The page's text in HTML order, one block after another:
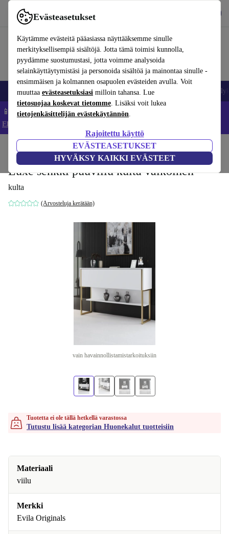
Evästeasetukset
Käytämme evästeitä pääasiassa näyttääksemme sinulle
merkityksellisempiä sisältöjä. Jotta tämä toimisi kunnolla,
pyydämme suostumustasi, jotta voimme analysoida
selainkäyttäytymistäsi ja personoida sisältöä ja mainontaa sinulle -
ensimmäisen ja kolmannen osapuolen evästeiden avulla. Voit
muuttaa evästeasetuksiasi milloin tahansa. Lue
tietosuojaa koskevat tietomme. Lisäksi voit lukea
tietojenkäsittelijän evästekäytännön.
Rajoitettu käyttö
EVÄSTEASETUKSET
HYVÄKSY KAIKKI EVÄSTEET
Käytä refurbed-palvelua nopeasti ja helposti
Matkapuhelimet ja älypuhelimet Kannettavat tietokoneet
📱 Säästä 5 % LISÄÄ iPhoneista – Koodi: IPHONEDEAL –
Ehdot ja säännöt
Huonekalut
Luxe senkki puuviilu kulta valkoinen
kulta
(Arvosteluja kerätään)
vain havainnollistamistarkoituksiin
Tuotetta ei ole tällä hetkellä varastossa
Tutustu lisää kategorian Huonekalut tuotteisiin
Materiaali
viilu
Merkki
Evila Originals